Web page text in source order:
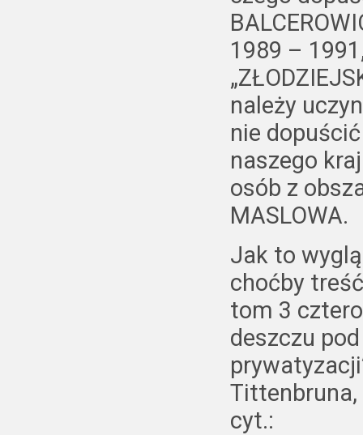
1989 –
należy
nie
naszego
osób z
MASLOWA.
Jak to
choćby
tom 3
deszczu
cyt.: